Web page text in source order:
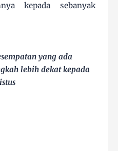
kepada sebanyak
yang ada
lebih dekat kepada